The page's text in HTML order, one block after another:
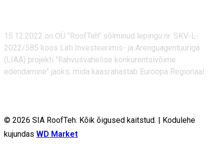
15.12.2022 on OÜ ‘’RoofTeh’’ sõlminud lepingu nr. SKV-L-
2022/585 koos Läti Investeerimis- ja Arenguagentuuriga
(LIAA) projekti "Rahvusvahelise konkurentsivõime
edendamine" jaoks, mida kaasrahastab Euroopa Regionaal.
© 2026 SIA RoofTeh. Kõik õigused kaitstud. | Kodulehe
kujundas WD Market